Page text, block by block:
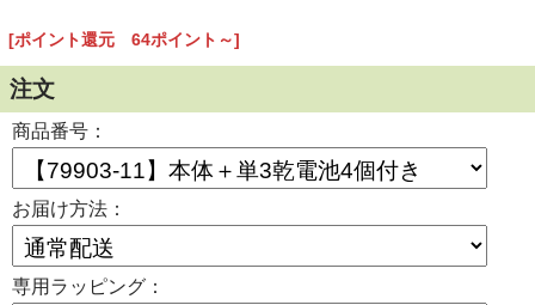
[ポイント還元 64ポイント～]
注文
商品番号：
お届け方法：
専用ラッピング：